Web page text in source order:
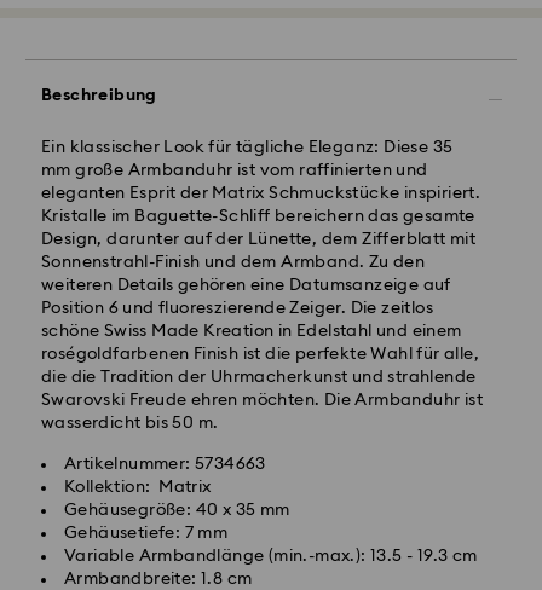
Beschreibung
Ein klassischer Look für tägliche Eleganz: Diese 35
mm große Armbanduhr ist vom raffinierten und
eleganten Esprit der Matrix Schmuckstücke inspiriert.
Kristalle im Baguette-Schliff bereichern das gesamte
Design, darunter auf der Lünette, dem Zifferblatt mit
Sonnenstrahl-Finish und dem Armband. Zu den
weiteren Details gehören eine Datumsanzeige auf
Position 6 und fluoreszierende Zeiger. Die zeitlos
schöne Swiss Made Kreation in Edelstahl und einem
roségoldfarbenen Finish ist die perfekte Wahl für alle,
die die Tradition der Uhrmacherkunst und strahlende
Swarovski Freude ehren möchten. Die Armbanduhr ist
wasserdicht bis 50 m.
Artikelnummer: 5734663
Kollektion: Matrix
Gehäusegröße: 40 x 35 mm
Gehäusetiefe: 7 mm
Variable Armbandlänge (min.-max.): 13.5 - 19.3 cm
Armbandbreite: 1.8 cm
Standardversand - GLS
Bestellungen, die montags bis freitags bis spätestens
10:00 Uhr MEZ eingehen, werden am gleichen
Werktag bearbeitet und versendet.
Lieferzeit bei Standardversand: 2-3 Arbeitstage nach
Bearbeitung und Versand
Standard Versandkosten: EUR 6.95
Kostenloser Standardversand bei einem Einkauf über:
EUR 99
Expressversand -FedEx
Bestellungen, die montags bis freitags bis spätestens
14:30 Uhr MEZ eingehen, werden am gleichen
Werktag bearbeitet und versendet.
Lieferzeit bei Expressversand: 1-2 Werktage nach
Bearbeitung und Versand
Swarovski Kristall ist ein empfindliches Material, das
besondere Achtsamkeit erfordert und gemäß den
folgenden Pflegehinweisen zu behandeln ist. Um Ihr